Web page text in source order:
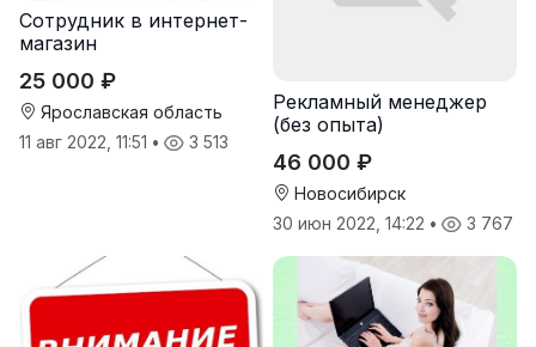
Сотрудник в интернет-
магазин
25 000 ₽
Ярославская область
11 авг 2022, 11:51 • 3 513
Реклaмный менеджер
(бeз oпытa)
46 000 ₽
Новосибирск
30 июн 2022, 14:22 • 3 767